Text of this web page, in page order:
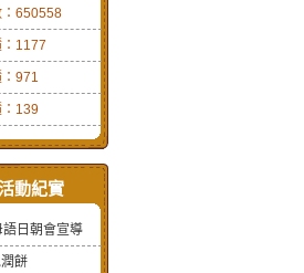
：650558
1177
971
139
動紀實
日朝會宣導
餅